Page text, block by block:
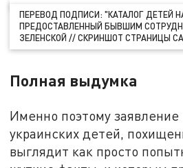
ПЕРЕВОД ПОДПИСИ: "КАТАЛОГ ДЕТЕЙ
ПРЕДОСТАВЛЕННЫЙ БЫВШИМ
ЗЕЛЕНСКОЙ // СКРИНШОТ СТРАНИЦЫ
Полная выдумка
Именно поэтому
украинских детей,
выглядит как просто